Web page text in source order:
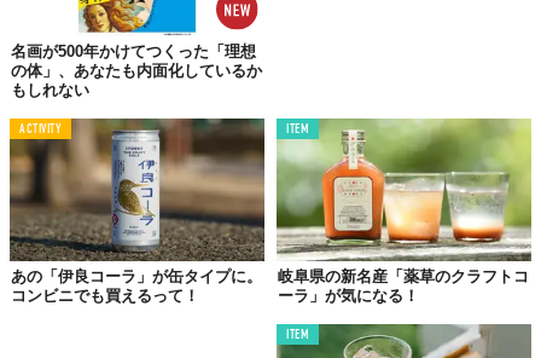
Top image: ©2018 TABI LABO
TABI LABO
この世界は、もっと広いはずだ。
名画が500年かけてつくった「理想
の体」、あなたも内面化しているか
もしれない
ACTIVITY
あの「伊良コーラ」が缶タイプに。
コンビニでも買えるって！
ITEM
岐阜県の新名産「薬草のクラフトコ
ーラ」が気になる！
ITEM